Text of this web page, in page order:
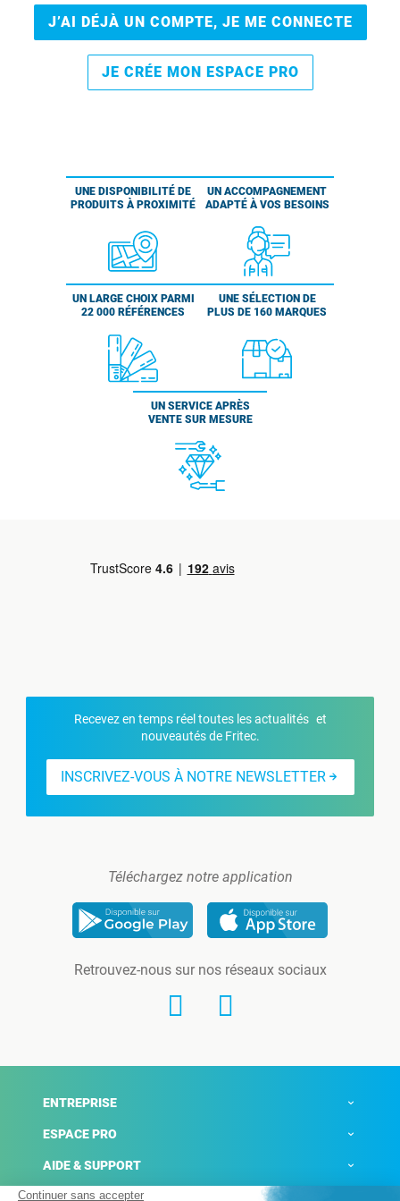
J’AI DÉJÀ UN COMPTE, JE ME CONNECTE
JE CRÉE MON ESPACE PRO
UNE DISPONIBILITÉ DE
PRODUITS À PROXIMITÉ
UN ACCOMPAGNEMENT
ADAPTÉ À VOS BESOINS
UN LARGE CHOIX PARMI
22 000 RÉFÉRENCES
UNE SÉLECTION DE
PLUS DE 160 MARQUES
UN SERVICE APRÈS
VENTE SUR MESURE
Recevez en temps réel toutes les actualités et
nouveautés de Fritec.
INSCRIVEZ-VOUS À NOTRE NEWSLETTER
Téléchargez notre application
Retrouvez-nous sur nos réseaux sociaux
ENTREPRISE
ESPACE PRO
AIDE & SUPPORT
ACTUALITÉS